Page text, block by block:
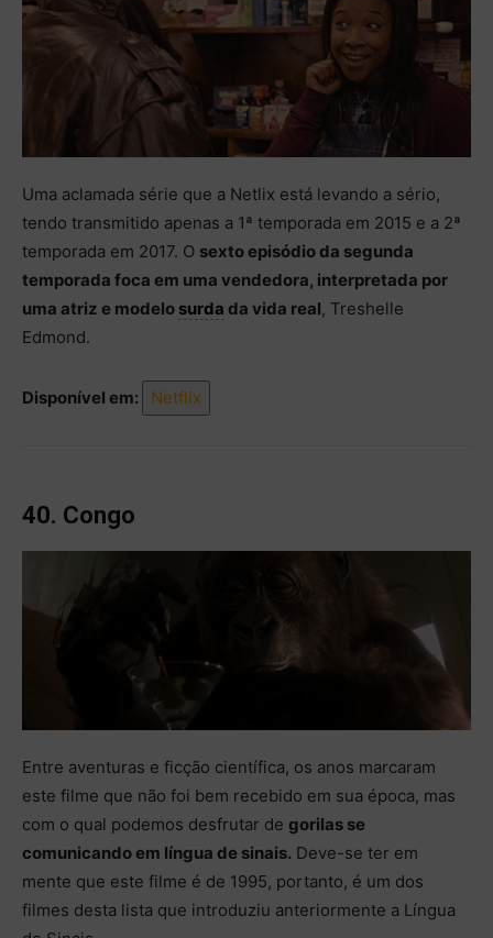
Uma aclamada série que a Netlix está levando a sério,
tendo transmitido apenas a 1ª temporada em 2015 e a 2ª
temporada em 2017. O sexto episódio da segunda
temporada foca em uma vendedora, interpretada por
uma atriz e modelo surda da vida real, Treshelle
Edmond.
Disponível em: Netflix
40. Congo
Entre aventuras e ficção científica, os anos marcaram
este filme que não foi bem recebido em sua época, mas
com o qual podemos desfrutar de gorilas se
comunicando em língua de sinais. Deve-se ter em
mente que este filme é de 1995, portanto, é um dos
filmes desta lista que introduziu anteriormente a Língua